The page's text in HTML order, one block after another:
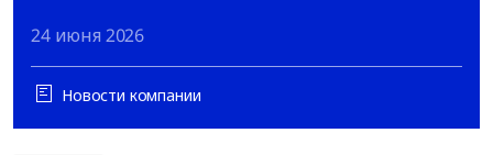
24 июня 2026
Новости компании